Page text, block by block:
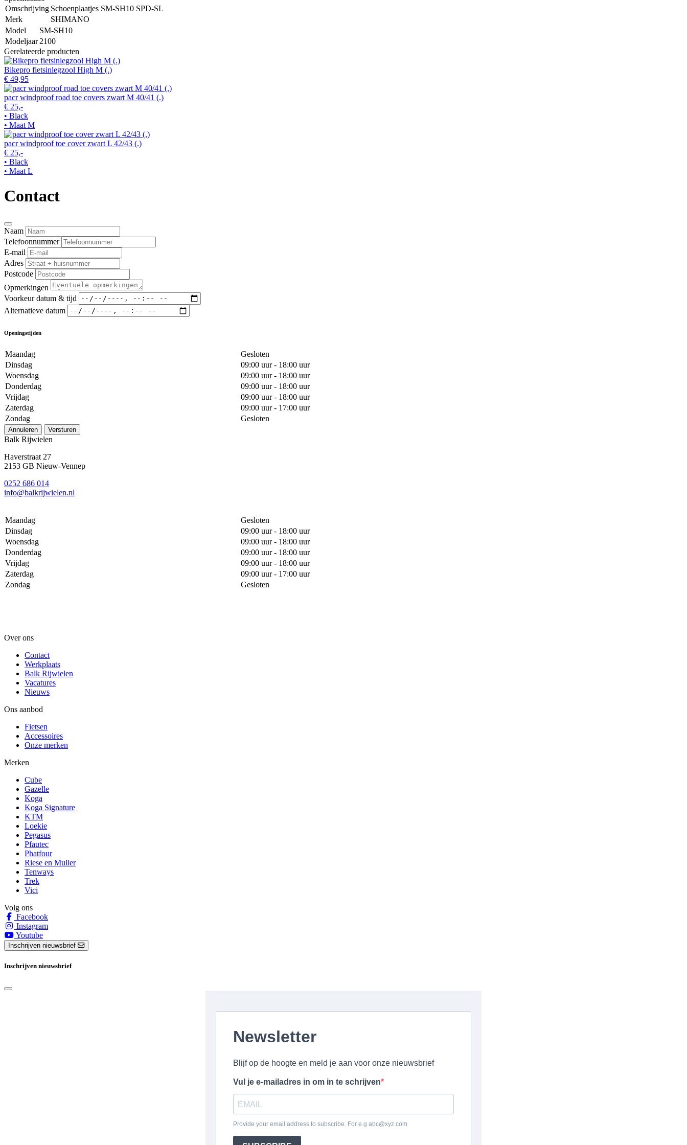
Omschrijving Schoenplaatjes SM-SH10 SPD-SL
Merk
SHIMANO
Model
SM-SH10
Modeljaar 2100
Gerelateerde producten
Bikepro fietsinlegzool High M (.)
€ 49,95
pacr windproof road toe covers zwart M 40/41 (.)
€ 25,-
• Black
• Maat M
pacr windproof toe cover zwart L 42/43 (.)
€ 25,-
• Black
• Maat L
Contact
Naam
Telefoonnummer
E-mail
Adres
Postcode
Opmerkingen
Voorkeur datum & tijd
Alternatieve datum
Openingstijden
Maandag
Gesloten
Dinsdag
09:00 uur - 18:00 uur
Woensdag
09:00 uur - 18:00 uur
Donderdag
09:00 uur - 18:00 uur
Vrijdag
09:00 uur - 18:00 uur
Zaterdag
09:00 uur - 17:00 uur
Zondag
Gesloten
Annuleren Versturen
Balk Rijwielen
Haverstraat 27
2153 GB Nieuw-Vennep
0252 686 014
info@balkrijwielen.nl
Maandag
Gesloten
Dinsdag
09:00 uur - 18:00 uur
Woensdag
09:00 uur - 18:00 uur
Donderdag
09:00 uur - 18:00 uur
Vrijdag
09:00 uur - 18:00 uur
Zaterdag
09:00 uur - 17:00 uur
Zondag
Gesloten
Over ons
Contact
Werkplaats
Balk Rijwielen
Vacatures
Nieuws
Ons aanbod
Fietsen
Accessoires
Onze merken
Merken
Cube
Gazelle
Koga
Koga Signature
KTM
Loekie
Pegasus
Pfautec
Phatfour
Riese en Muller
Tenways
Trek
Vici
Volg ons
Facebook
Instagram
Youtube
Inschrijven nieuwsbrief
Inschrijven nieuwsbrief